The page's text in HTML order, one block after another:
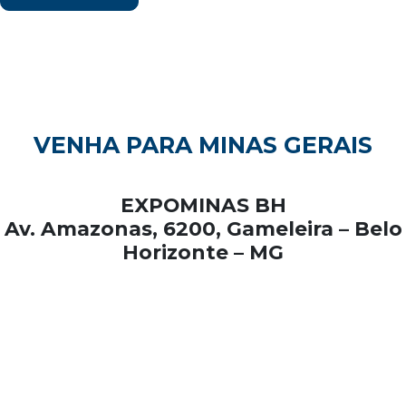
VENHA PARA MINAS GERAIS
EXPOMINAS BH
Av. Amazonas, 6200, Gameleira – Belo
Horizonte – MG